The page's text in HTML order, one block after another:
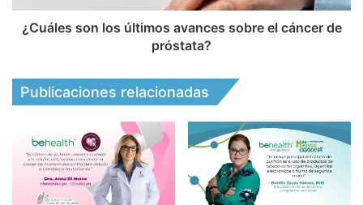
¿Cuáles son los últimos avances sobre el cáncer de
próstata?
Publicaciones relacionadas